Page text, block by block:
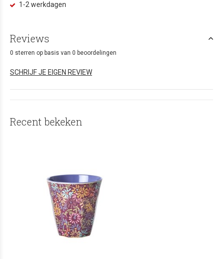
1-2 werkdagen
Reviews
0 sterren op basis van 0 beoordelingen
SCHRIJF JE EIGEN REVIEW
Recent bekeken